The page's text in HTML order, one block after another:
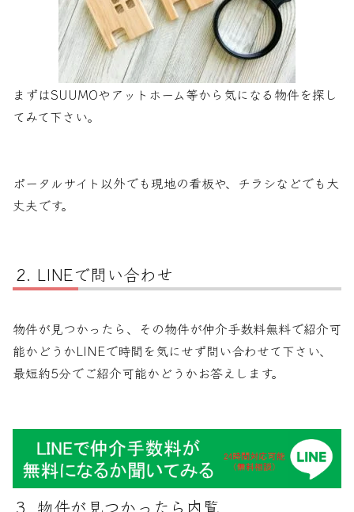
まずはSUUMOやアットホーム等から気になる物件を探し
てみて下さい。
ポータルサイト以外でも現地の看板や、チラシなどでも大
丈夫です。
LINEで問い合わせ
物件が見つかったら、その物件が仲介手数料無料で紹介可
能かどうかLINEで時間を気にせず問い合わせて下さい、
最短約5分でご紹介可能かどうかお答えします。
物件が見つかったら内覧